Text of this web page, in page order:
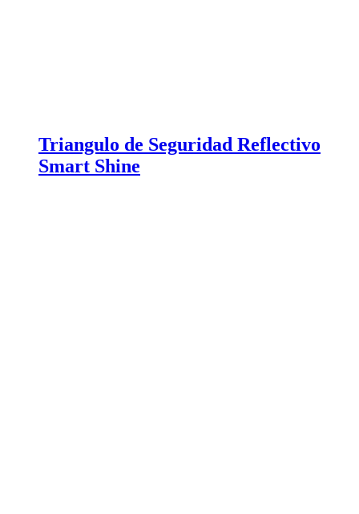
Triangulo de Seguridad Reflectivo
Smart Shine